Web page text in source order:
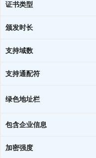
证书类型
颁发时长
支持域数
支持通配符
绿色地址栏
包含企业信息
加密强度